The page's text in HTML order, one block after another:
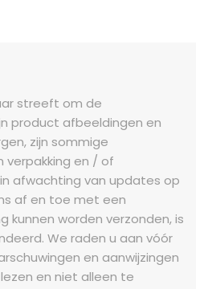
streeft om de
product afbeeldingen en
zijn sommige
verpakking en / of
afwachting van updates op
af en toe met een
kunnen worden verzonden, is
We raden u aan vóór
en aanwijzingen
en niet alleen te